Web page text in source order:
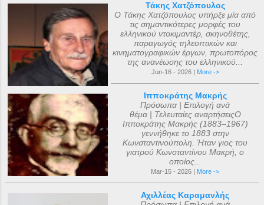
Τάκης Χατζόπουλος
Ο Τάκης Χατζόπουλος υπήρξε μία από
τις σημαντικότερες μορφές του
ελληνικού ντοκιμαντέρ, σκηνοθέτης,
παραγωγός τηλεοπτικών και
κινηματογραφικών έργων, πρωτοπόρος
της ανανέωσης του ελληνικού...
Jun-16 - 2026 | More ->
Ιπποκράτης Μακρής
Πρόσωπα | Επιλογή ανά
θέμα | Τελευταίες αναρτήσειςΟ
Ιπποκράτης Μακρής (1883–1967)
γεννήθηκε το 1883 στην
Κωνσταντινούπολη. Ήταν γιος του
γιατρού Κωνσταντίνου Μακρή, ο
οποίος...
Mar-15 - 2026 | More ->
Αχιλλέας Καραμανλής